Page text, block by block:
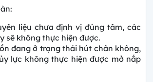
liệu chưa định vị đúng tâm, các
sẽ không thực hiện được.
đang ở trạng thái hút chân không,
lực không thực hiện được mở nắp